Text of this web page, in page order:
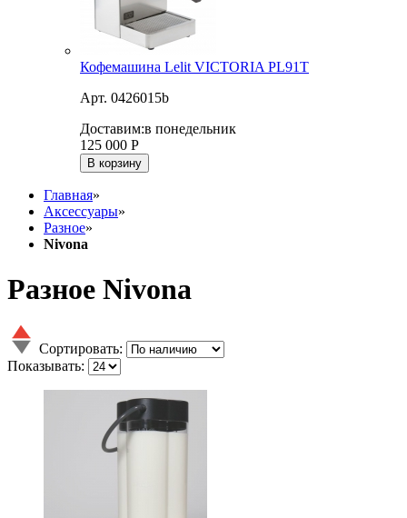
Кофемашина Lelit VICTORIA PL91T
Арт. 0426015b
Доставим:в понедельник
125 000 Р
В корзину
Главная»
Аксессуары»
Разное»
Nivona
Разное Nivona
Сортировать:
Показывать: